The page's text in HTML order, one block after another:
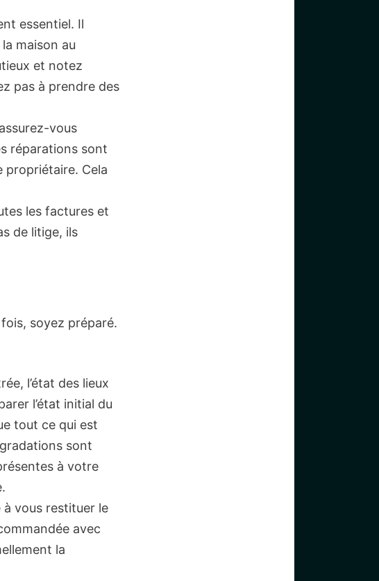
essentiel. Il
maison au
et notez
pas à prendre des
vous
réparations sont
propriétaire. Cela
les factures et
de litige, ils
soyez préparé.
l’état des lieux
l’état initial du
tout ce qui est
sont
à votre
vous restituer le
avec
la